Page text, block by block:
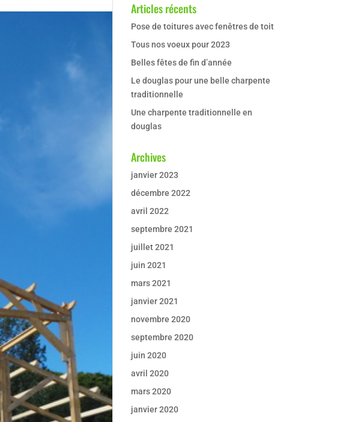
Articles récents
Pose de toitures avec fenêtres de toit
Tous nos voeux pour 2023
Belles fêtes de fin d’année
Le douglas pour une belle charpente
traditionnelle
Une charpente traditionnelle en
douglas
Archives
janvier 2023
décembre 2022
avril 2022
septembre 2021
juillet 2021
juin 2021
mars 2021
janvier 2021
novembre 2020
septembre 2020
juin 2020
avril 2020
mars 2020
janvier 2020